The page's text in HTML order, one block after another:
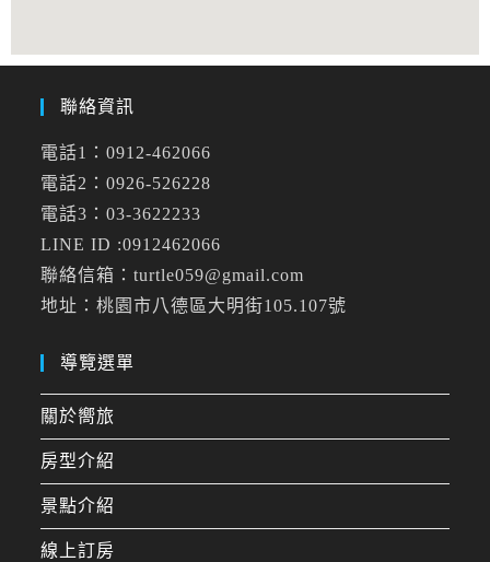
聯絡資訊
電話1：0912-462066
電話2：0926-526228
電話3：03-3622233
LINE ID :0912462066
聯絡信箱：turtle059@gmail.com
地址：桃園市八德區大明街105.107號
導覽選單
關於嚮旅
房型介紹
景點介紹
線上訂房